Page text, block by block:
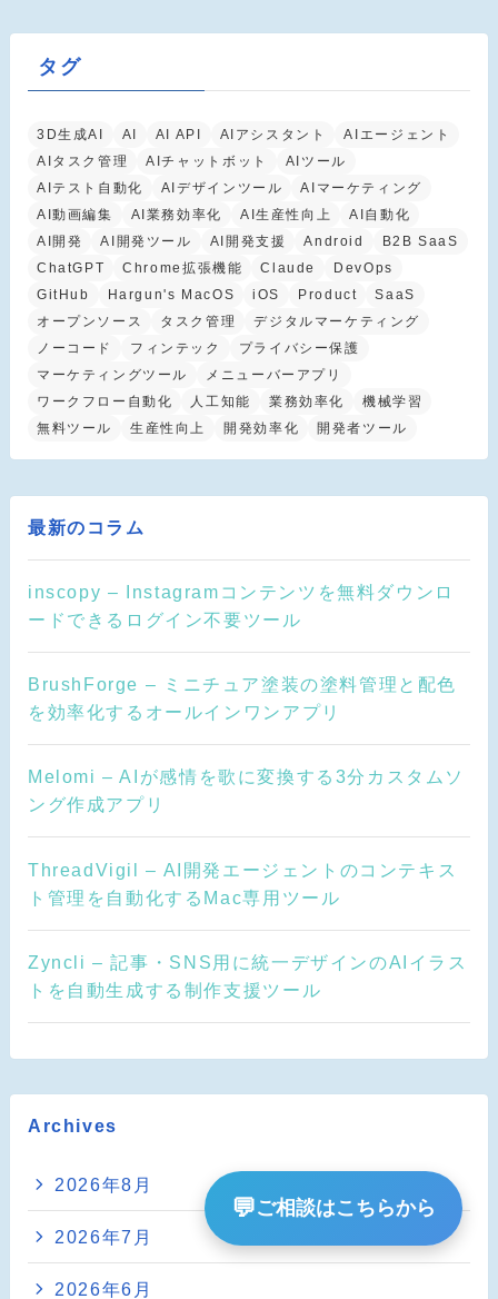
タグ
3D生成AI AI AI API AIアシスタント
AIエージェント
AIタスク管理
AIチャットボット
AIツール
AIテスト自動化
AIデザインツール
AIマーケティング
AI動画編集
AI業務効率化 AI生産性向上
AI自動化
AI開発
AI開発ツール AI開発支援 Android
B2B SaaS
ChatGPT
Chrome拡張機能 Claude
DevOps
GitHub
Hargun's MacOS iOS Product
SaaS
オープンソース
タスク管理
デジタルマーケティング
ノーコード
フィンテック
プライバシー保護
マーケティングツール
メニューバーアプリ
ワークフロー自動化
人工知能 業務効率化
機械学習
無料ツール
生産性向上 開発効率化 開発者ツール
最新のコラム
inscopy – Instagramコンテンツを無料ダウンロ
ードできるログイン不要ツール
BrushForge – ミニチュア塗装の塗料管理と配色
を効率化するオールインワンアプリ
Melomi – AIが感情を歌に変換する3分カスタムソ
ング作成アプリ
ThreadVigil – AI開発エージェントのコンテキス
ト管理を自動化するMac専用ツール
Zyncli – 記事・SNS用に統一デザインのAIイラス
トを自動生成する制作支援ツール
Archives
2026年8月
2026年7月
2026年6月
💬ご相談はこちらから